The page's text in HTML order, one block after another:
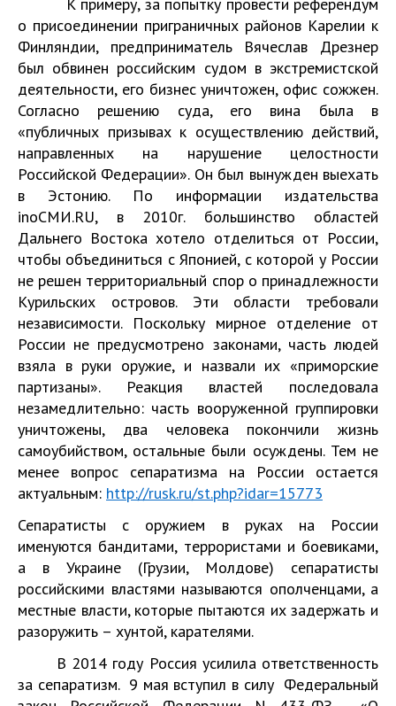
о присоединении приграничных районов Карелии к
Финляндии, предприниматель Вячеслав Дрезнер
был обвинен российским судом в экстремистской
деятельности, его бизнес уничтожен, офис сожжен.
Согласно решению суда, его вина была в
«публичных призывах к осуществлению действий,
направленных на нарушение целостности
Российской Федерации». Он был вынужден выехать
в Эстонию. По информации издательства
inoСМИ.RU, в 2010г. большинство областей
Дальнего Востока хотело отделиться от России,
чтобы объединиться с Японией, с которой у России
не решен территориальный спор о принадлежности
Курильских островов. Эти области требовали
независимости. Поскольку мирное отделение от
России не предусмотрено законами, часть людей
взяла в руки оружие, и назвали их «приморские
партизаны». Реакция властей последовала
незамедлительно: часть вооруженной группировки
уничтожены, два человека покончили жизнь
самоубийством, остальные были осуждены. Тем не
менее вопрос сепаратизма на России остается
актуальным: http://rusk.ru/st.php?idar=15773
Сепаратисты с оружием в руках на России
именуются бандитами, террористами и боевиками,
а в Украине (Грузии, Молдове) сепаратисты
российскими властями называются ополченцами, а
местные власти, которые пытаются их задержать и
разоружить – хунтой, карателями.
В 2014 году Россия усилила ответственность
за сепаратизм. 9 мая вступил в силу Федеральный